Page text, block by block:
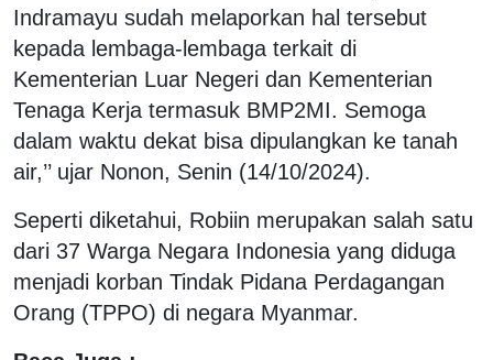
Indramayu sudah melaporkan hal tersebut
kepada lembaga-lembaga terkait di
Kementerian Luar Negeri dan Kementerian
Tenaga Kerja termasuk BMP2MI. Semoga
dalam waktu dekat bisa dipulangkan ke tanah
air,’’ ujar Nonon, Senin (14/10/2024).
Seperti diketahui, Robiin merupakan salah satu
dari 37 Warga Negara Indonesia yang diduga
menjadi korban Tindak Pidana Perdagangan
Orang (TPPO) di negara Myanmar.